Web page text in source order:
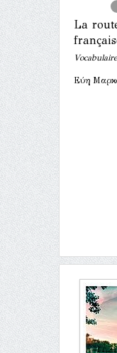
La
Εύη